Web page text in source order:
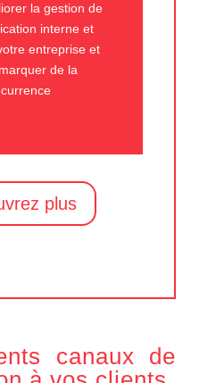
la gestion de
interne et
entreprise et
de la
plus
canaux de